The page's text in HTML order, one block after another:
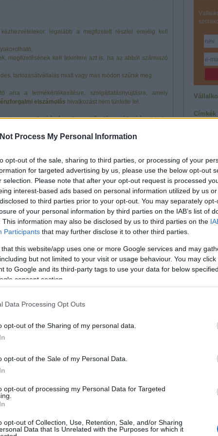
Process My Personal Information
opt-out of the sale, sharing to third parties, or processing of your
for targeted advertising by us, please use the below opt-out
selection. Please note that after your opt-out request is processed
interest-based ads based on personal information utilized by us
to third parties prior to your opt-out. You may separately
of your personal information by third parties on the IAB’s list of
This information may also be disclosed by us to third parties on the
Participants that may further disclose it to other third parties.
that this website/app uses one or more Google services and may
but not limited to your visit or usage behaviour. You may
to Google and its third-party tags to use your data for below
consent section.
Data Processing Opt Outs
opt-out of the Sharing of my personal data.
opt-out of the Sale of my Personal Data.
opt-out of processing my Personal Data for Targeted
opt-out of Collection, Use, Retention, Sale, and/or Sharing
Data that Is Unrelated with the Purposes for which it
Címkék
üzlet
üzleti
Feedek
RSS
legalább a megfizetett részlet erejéig kell
megfizetésének kell tekinteni azt is, ha az abból származó
tartozásátvállalás miatt vagy más módon szűnik meg.
a termékértékesítésre, szolgáltatásnyújtásra, amely
elszámolás hivatkozást nem tüntette fel.
haa teljesítés és a fizetendő adó megállapítása között
eljárás alá kerül,
jogát a jogállás-változást megelőző napon vagy a
kívül benyújtandó adóbevallásban kell megállapítani.
feltétele:
szolgáltatásnyújtása fejében megtérített vagy megtérítendő
göngyölített összege
ténylegesen,
illetve ténylegesen
pénzösszeget.
elszámolású áfa?
naptári év végéig terjedő időszakra választja.
áfa?
a pénzforgalmi elszámolást a tárgy naptári évet követő
értékhatár meghaladásának napját követő nappal
tárgy naptári évet követő naptári év első napján nem minősül
ha az adóalany csőd-, felszámolási, végelszámolási vagy
megelőző nappal.
elszámolás, az adóalany a pénzforgalmi elszámolást
szolgáltatásnyújtása esetében sem, amelynek
választására jogosító felső értékhatárt továbbá a